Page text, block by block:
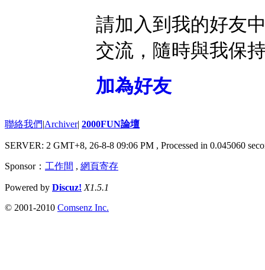
請加入到我的好友
交流，隨時與我保
加為好友
聯絡我們|Archiver| 2000FUN論壇
SERVER: 2 GMT+8, 26-8-8 09:06 PM , Processed in 0.045060
Sponsor： 工作間 , 網頁寄存
Powered by Discuz! X1.5.1
© 2001-2010 Comsenz Inc.